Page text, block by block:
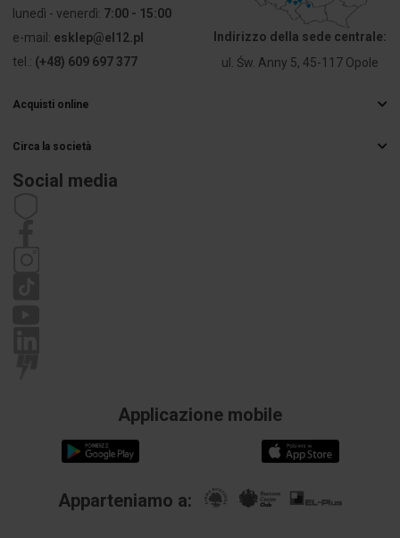
Głębokość 146 mm
Osłona
dotykiem
SÌ
lunedì - venerdì: 7:00 - 15:00
e-mail: esklep@el12.pl
tel.: (+48) 609 697 377
Indirizzo della sede centrale:
ul. Św. Anny 5, 45-117 Opole
Acquisti online
Metodi di consegna
Pagamenti
Circa la società
Carriera
Social media
Applicazione mobile
Apparteniamo a: